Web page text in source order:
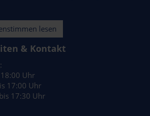
lesen
& Kontakt
Uhr
17:00 Uhr
17:30 Uhr